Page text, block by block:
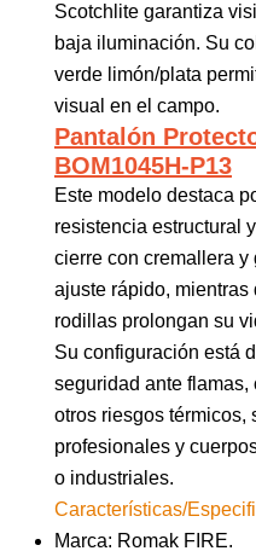
Scotchlite garantiza
baja iluminación. Su
verde limón/plata
visual en el campo.
Pantalón
BOM1045H-P13
Este modelo destaca
resistencia estructural
cierre con cremallera y
ajuste rápido, mientras
rodillas prolongan su
Su configuración está
seguridad ante
otros riesgos térmicos,
profesionales y
o industriales.
Características/
Marca: Romak FIRE.